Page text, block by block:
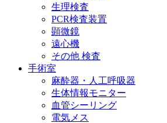
生理検査
PCR検査装置
顕微鏡
遠心機
その他 検査
手術室
麻酔器・人工呼吸器
生体情報モニター
血管シーリング
電気メス